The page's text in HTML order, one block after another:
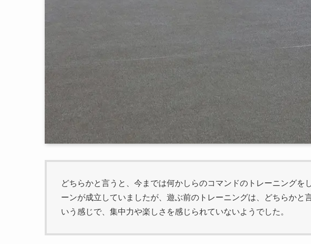
どちらかと言うと、今までは何かしらのコマンドのトレーニングを
ーンが成立していましたが、遊ぶ前のトレーニングは、どちらかと
いう感じで、集中力や楽しさを感じられていないようでした。